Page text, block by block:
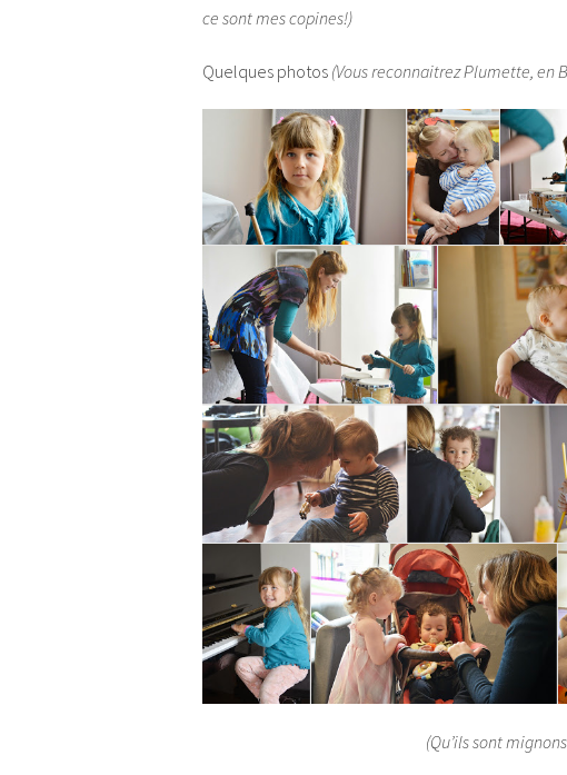
ce sont mes copines!)
Quelques photos (Vous reconnaitrez Plumette, en
(Qu’ils sont